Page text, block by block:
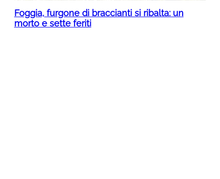
Foggia, furgone di braccianti si ribalta: un
morto e sette feriti